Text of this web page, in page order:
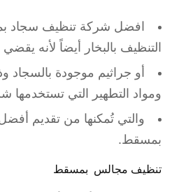
افضل شركة تنظيف سجاد
التنظيف بالبخار أيضاً لأنه
أو جراثيم موجودة بالسجاد
ومواد التطهير التي
والتي تُمكنها من تقديم
بمسقط.
تنظيف مجالس بمسقط